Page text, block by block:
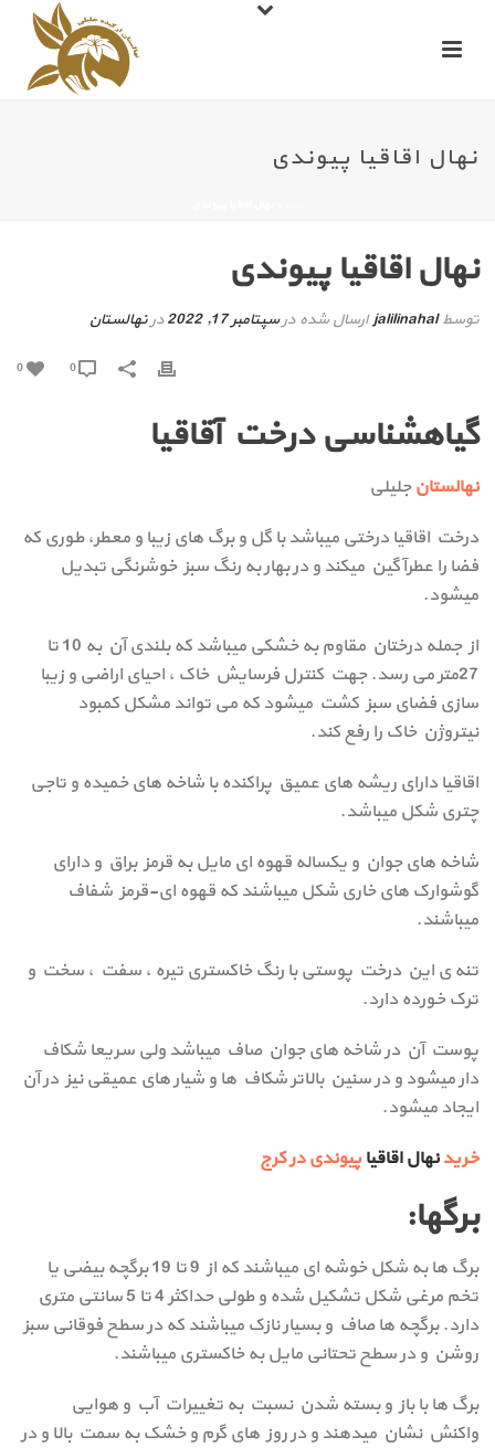
نهال اقاقیا پیوندی
نهال اقاقیا پیوندی
توسطjalilinahalارسال شده درسپتامبر 17, 2022 درنهالستان
0
گیاهشناسی درخت آقاقیا
نهالستانجلیلی
درخت اقاقیا درختی میباشد با گل و برگ های زیبا و معطر، طوری که
فضا را عطرآگین میکند و در بهار به رنگ سبز خوشرنگی تبدیل
میشود.
از جمله درختان مقاوم به خشکی میباشد که بلندی آن به 10 تا
27متر می رسد. جهت کنترل فرسایش خاک ، احیای اراضی و زیبا
سازی فضای سبز کشت میشود که می تواند مشکل کمبود
نیتروژن خاک را رفع کند.
اقاقیا دارای ریشه های عمیق پراکنده با شاخه های خمیده و تاجی
چتری شکل میباشد.
شاخه های جوان و یکساله قهوه ای مایل به قرمز براق و دارای
گوشوارک های خاری شکل میباشند که قهوه ای-قرمز شفاف
میباشند.
تنه ی این درخت پوستی با رنگ خاکستری تیره ، سفت ، سخت و
ترک خورده دارد.
پوست آن در شاخه های جوان صاف میباشد ولی سریعا شکاف
دار میشود و در سنین بالاتر شکاف ها و شیار های عمیقی نیز در آن
ایجاد میشود.
خریدنهال اقاقیاپیوندی در کرج
برگها:
برگ ها به شکل خوشه ای میباشند که از 9 تا 19 برگچه بیضی یا
تخم مرغی شکل تشکیل شده و طولی حداکثر 4 تا 5 سانتی متری
دارد. برگچه ها صاف و بسیار نازک میباشند که در سطح فوقانی سبز
روشن و در سطح تحتانی مایل به خاکستری میباشند.
برگ ها با باز و بسته شدن نسبت به تغییرات آب و هوایی
واکنش نشان میدهند و در روز های گرم و خشک به سمت بالا و در